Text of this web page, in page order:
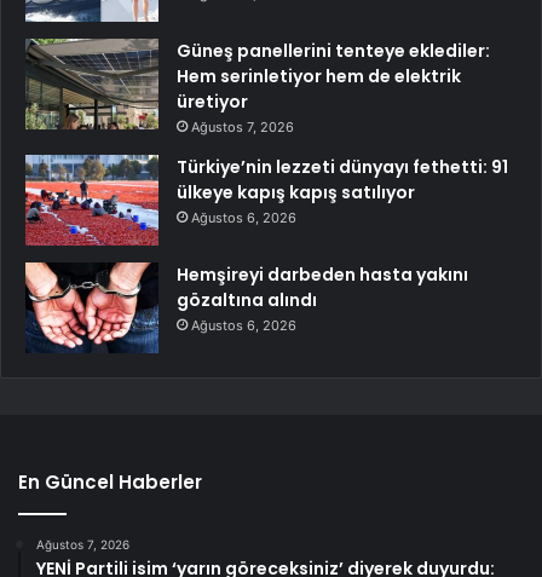
Güneş panellerini tenteye eklediler:
Hem serinletiyor hem de elektrik
üretiyor
Ağustos 7, 2026
Türkiye’nin lezzeti dünyayı fethetti: 91
ülkeye kapış kapış satılıyor
Ağustos 6, 2026
Hemşireyi darbeden hasta yakını
gözaltına alındı
Ağustos 6, 2026
En Güncel Haberler
Ağustos 7, 2026
YENİ Partili isim ‘yarın göreceksiniz’ diyerek duyurdu: